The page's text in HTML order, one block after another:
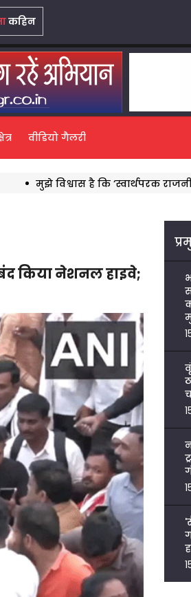
कहिन
वीडियो गैलरी
है कि ‘स्वार्थपरक राजनीति’ का यह
किया नेशनल हाइवे;